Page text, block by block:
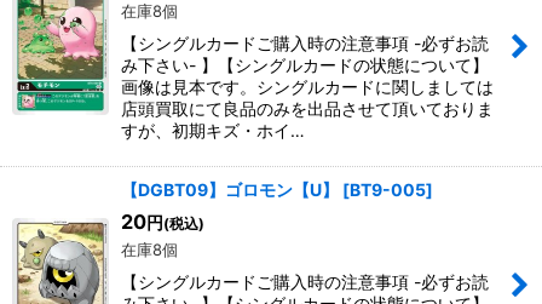
在庫8個
【シングルカードご購入時の注意事項 -必ずお読
み下さい- 】【シングルカードの状態について】
画像は見本です。シングルカードに関しましては
店頭買取にて良品のみを出品させて頂いておりま
すが、初期キズ・ホイ…
【DGBT09】ゴロモン【U】 [BT9-005]
20円 (税込)
在庫8個
【シングルカードご購入時の注意事項 -必ずお読